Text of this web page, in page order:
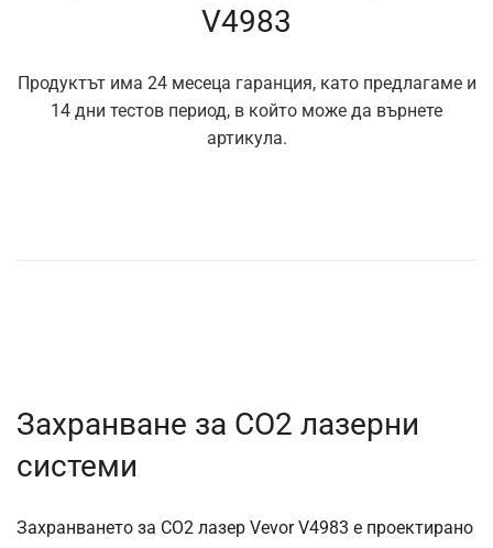
V4983
Продуктът има 24 месеца гаранция, като предлагаме и
14 дни тестов период, в който може да върнете
артикула.
Захранване за CO2 лазерни
системи
Захранването за CO2 лазер Vevor V4983 е проектирано